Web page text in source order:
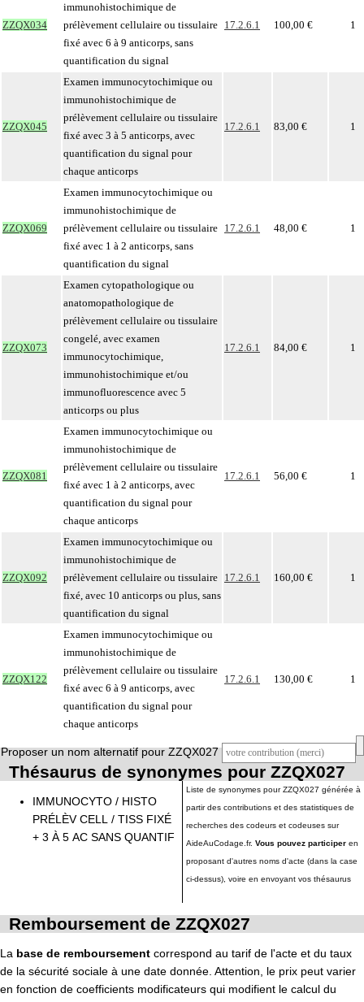
ZZQX034
immunohistochimique de
prélèvement cellulaire ou tissulaire
fixé avec 6 à 9 anticorps, sans
quantification du signal
17.2.6.1 100,00 € 1
ZZQX045
Examen immunocytochimique ou
immunohistochimique de
prélèvement cellulaire ou tissulaire
fixé avec 3 à 5 anticorps, avec
quantification du signal pour
chaque anticorps
17.2.6.1 83,00 € 1
ZZQX069
Examen immunocytochimique ou
immunohistochimique de
prélèvement cellulaire ou tissulaire
fixé avec 1 à 2 anticorps, sans
quantification du signal
17.2.6.1 48,00 € 1
ZZQX073
Examen cytopathologique ou
anatomopathologique de
prélèvement cellulaire ou tissulaire
congelé, avec examen
immunocytochimique,
immunohistochimique et/ou
immunofluorescence avec 5
anticorps ou plus
17.2.6.1 84,00 € 1
ZZQX081
Examen immunocytochimique ou
immunohistochimique de
prélèvement cellulaire ou tissulaire
fixé avec 1 à 2 anticorps, avec
quantification du signal pour
chaque anticorps
17.2.6.1 56,00 € 1
ZZQX092
Examen immunocytochimique ou
immunohistochimique de
prélèvement cellulaire ou tissulaire
fixé, avec 10 anticorps ou plus, sans
quantification du signal
17.2.6.1 160,00 € 1
ZZQX122
Examen immunocytochimique ou
immunohistochimique de
prélèvement cellulaire ou tissulaire
fixé avec 6 à 9 anticorps, avec
quantification du signal pour
chaque anticorps
17.2.6.1 130,00 € 1
Proposer un nom alternatif pour ZZQX027
Thésaurus de synonymes pour ZZQX027
IMMUNOCYTO / HISTO
PRÉLÈV CELL / TISS FIXÉ
+ 3 À 5 AC SANS QUANTIF
Liste de synonymes pour ZZQX027 générée à
partir des contributions et des statistiques de
recherches des codeurs et codeuses sur
AideAuCodage.fr. Vous pouvez participer en
proposant d'autres noms d'acte (dans la case
ci-dessus), voire en envoyant vos thésaurus
Remboursement de ZZQX027
La base de remboursement correspond au tarif de l'acte et du taux
de la sécurité sociale à une date donnée. Attention, le prix peut varier
en fonction de coefficients modificateurs qui modifient le calcul du